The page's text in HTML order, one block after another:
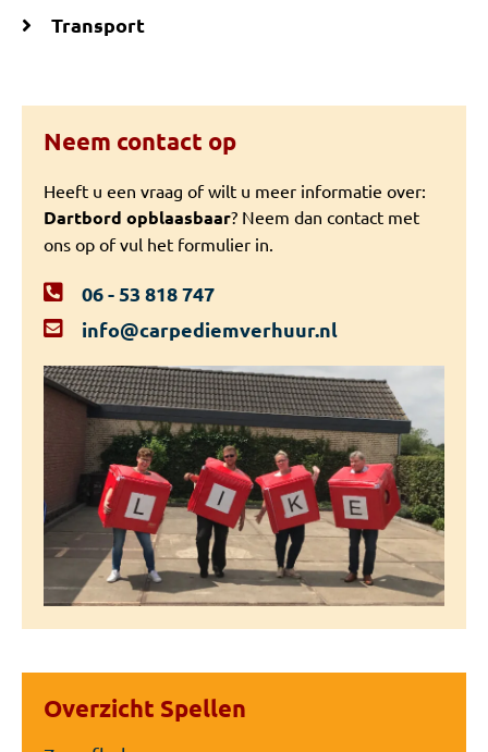
Transport
Neem contact op
Heeft u een vraag of wilt u meer informatie over:
Dartbord opblaasbaar? Neem dan contact met
ons op of vul het formulier in.
06 - 53 818 747
info@carpediemverhuur.nl
Overzicht Spellen